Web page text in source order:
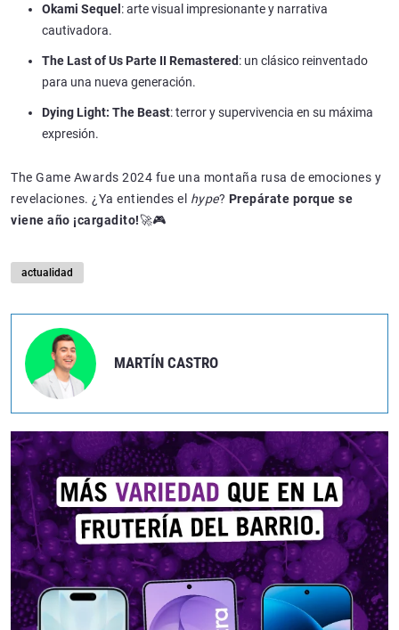
Okami Sequel : arte visual impresionante y narrativa
cautivadora.
The Last of Us Parte II Remastered: un clásico reinventado
para una nueva generación.
Dying Light: The Beast: terror y supervivencia en su máxima
expresión.
The Game Awards 2024 fue una montaña rusa de emociones y
revelaciones. ¿Ya entiendes el hype? Prepárate porque se
viene año ¡cargadito!🚀🎮
actualidad
MARTÍN CASTRO